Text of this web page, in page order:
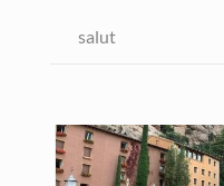
salut